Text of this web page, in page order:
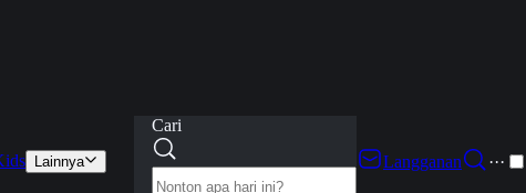
Lainnya
Cari
Langganan
···